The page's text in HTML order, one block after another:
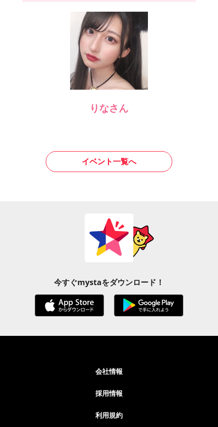
りなさん
イベント一覧へ
今すぐmystaをダウンロード！
会社情報
採用情報
利用規約